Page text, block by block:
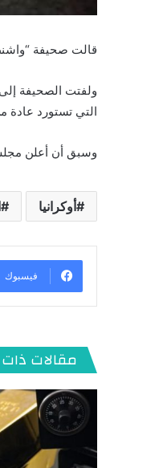
قالت صحيفة
ولفتت الصحيفة
التي تستورد عادة
وسبق أن أعلن
أوكرانيا
فيسبوك
مقالات